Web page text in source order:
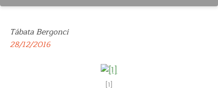
Tábata Bergonci
28/12/2016
[1]